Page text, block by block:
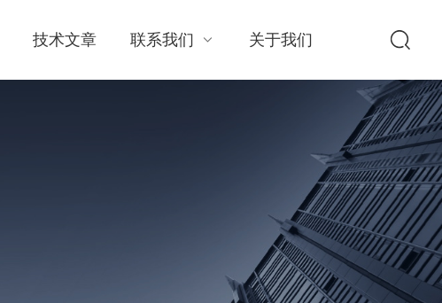
技术文章 联系我们 关于我们